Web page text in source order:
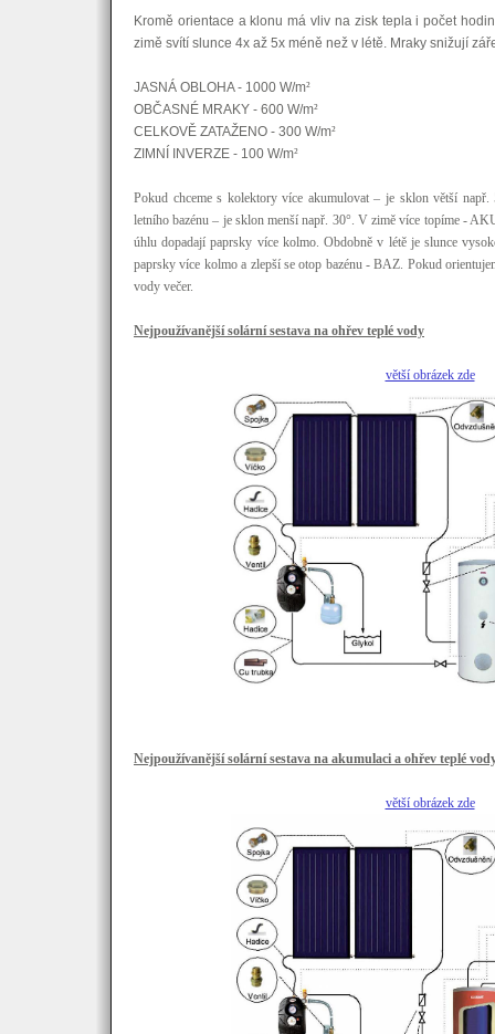
Kromě orientace a klonu má vliv na zisk tepla i počet
zimě svítí slunce 4x až 5x méně než v létě. Mraky snižují
JASNÁ OBLOHA - 1000 W/m²
OBČASNÉ MRAKY - 600 W/m²
CELKOVĚ ZATAŽENO - 300 W/m²
ZIMNÍ INVERZE - 100 W/m²
Pokud chceme s kolektory více akumulovat – je sklon větší
letního bazénu – je sklon menší např. 30°. V zimě více topíme -
úhlu dopadají paprsky více kolmo. Obdobně v létě je slunce
paprsky více kolmo a zlepší se otop bazénu - BAZ. Pokud
vody večer.
Nejpoužívanější solární sestava na ohřev teplé vody
větší obrázek zde
Nejpoužívanější solární sestava na akumulaci a ohřev teplé
větší obrázek zde